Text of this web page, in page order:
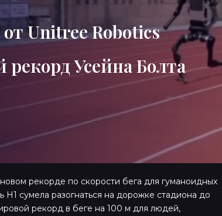
Unitree Robotics
Усейна Болта
рекорде по скорости бега для гуманоидных
сумела разогнаться на дорожке стадиона до
рекорд в беге на 100 м для людей,